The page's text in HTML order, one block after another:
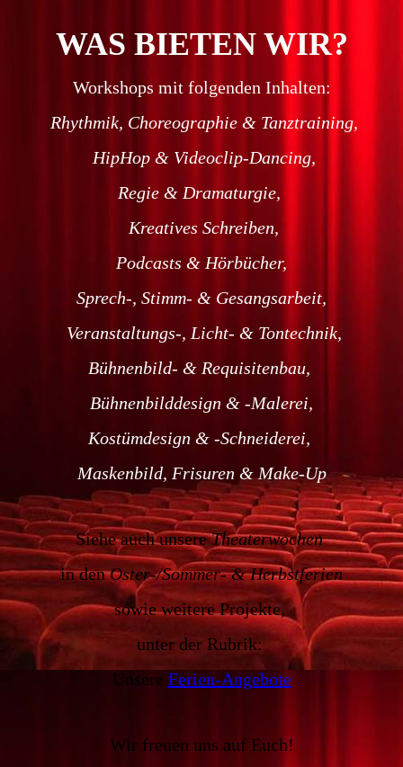
WAS BIETEN WIR?
Workshops mit folgenden Inhalten:
Rhythmik, Choreographie & Tanztraining,
HipHop & Videoclip-Dancing,
Regie & Dramaturgie,
Kreatives Schreiben,
Podcasts & Hörbücher,
Sprech-, Stimm- & Gesangsarbeit,
Veranstaltungs-, Licht- & Tontechnik,
Bühnenbild- & Requisitenbau,
Bühnenbilddesign & -Malerei,
Kostümdesign & -Schneiderei,
Maskenbild, Frisuren & Make-Up
Siehe auch unsereTheaterwochen
in denOster-/Sommer- & Herbstferien
sowie weitere Projekte,
unter der Rubrik:
Unsere Ferien-Angebote
Wir freuen uns auf Euch!